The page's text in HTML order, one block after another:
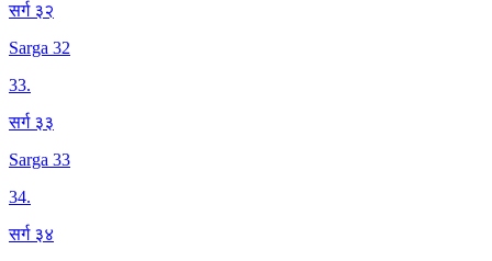
सर्ग ३२
Sarga 32
33.
सर्ग ३३
Sarga 33
34.
सर्ग ३४